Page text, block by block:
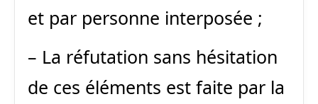
et par personne interposée ;
– La réfutation sans hésitation
de ces éléments est faite par la